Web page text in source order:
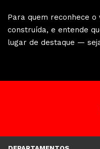
Para quem reconhece
construída, e entende
lugar de destaque —